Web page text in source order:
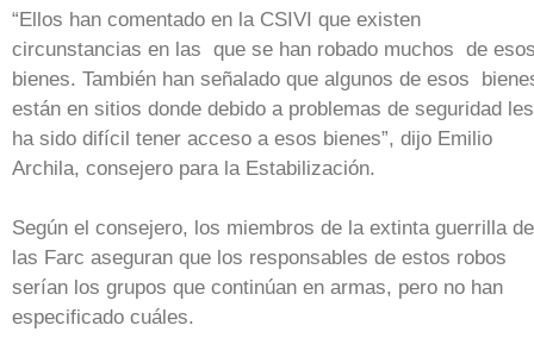
“Ellos han comentado en la CSIVI que existen
circunstancias en las que se han robado muchos de
bienes. También han señalado que algunos de esos
están en sitios donde debido a problemas de seguridad les
ha sido difícil tener acceso a esos bienes”, dijo Emilio
Archila, consejero para la Estabilización.
Según el consejero, los miembros de la extinta guerrilla de
las Farc aseguran que los responsables de estos robos
serían los grupos que continúan en armas, pero no han
especificado cuáles.